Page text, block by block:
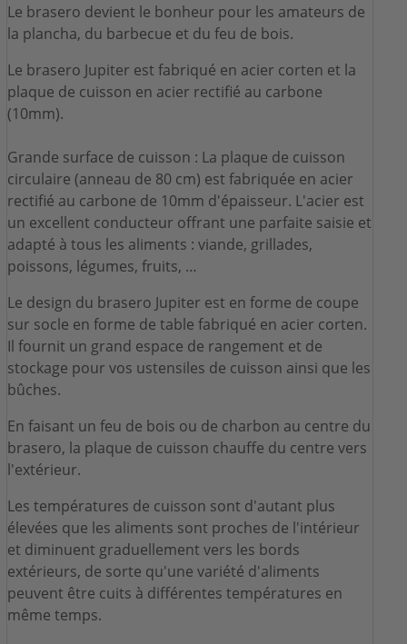
Le brasero devient le bonheur pour les amateurs de
la plancha, du barbecue et du feu de bois.
Le brasero Jupiter est fabriqué en acier corten et la
plaque de cuisson en acier rectifié au carbone
(10mm).
Grande surface de cuisson : La plaque de cuisson
circulaire (anneau de 80 cm) est fabriquée en acier
rectifié au carbone de 10mm d'épaisseur. L'acier est
un excellent conducteur offrant une parfaite saisie et
adapté à tous les aliments : viande, grillades,
poissons, légumes, fruits, …
Le design du brasero Jupiter est en forme de coupe
sur socle en forme de table fabriqué en acier corten.
Il fournit un grand espace de rangement et de
stockage pour vos ustensiles de cuisson ainsi que les
bûches.
En faisant un feu de bois ou de charbon au centre du
brasero, la plaque de cuisson chauffe du centre vers
l'extérieur.
Les températures de cuisson sont d'autant plus
élevées que les aliments sont proches de l'intérieur
et diminuent graduellement vers les bords
extérieurs, de sorte qu'une variété d'aliments
peuvent être cuits à différentes températures en
même temps.